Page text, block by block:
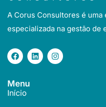
A Corus Consultores é uma
especializada na gestão de
Menu
Início